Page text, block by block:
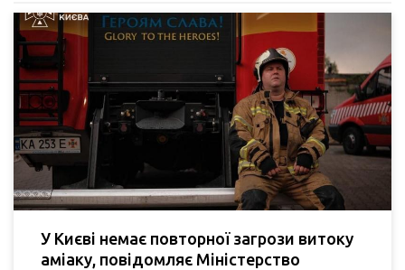
У Києві немає повторної загрози витоку
аміаку, повідомляє Міністерство